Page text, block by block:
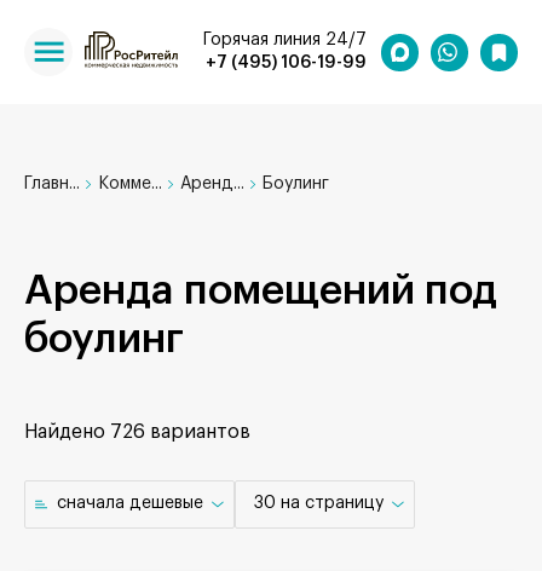
+7 (495) 106-19-99
Горячая линия 24/7
Главн... Комме... Аренд... Боулинг
Аренда помещений под
боулинг
Найдено 726 вариантов
cначала дешевые 30 на страницу